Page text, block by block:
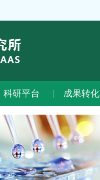
科研平台 成果转化